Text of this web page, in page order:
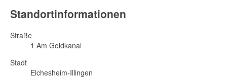
Standortinformationen
Straße
1 Am Goldkanal
Stadt
Elchesheim-Illingen